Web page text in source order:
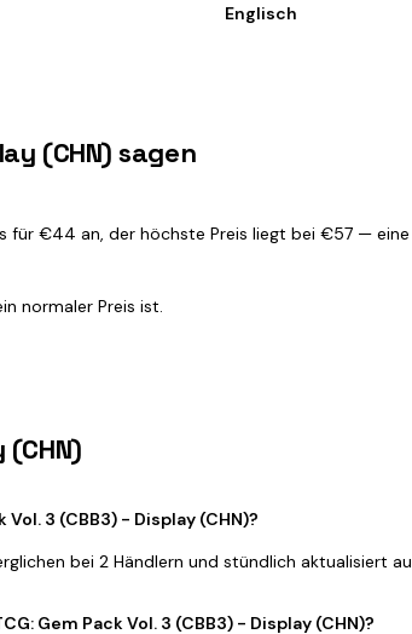
Englisch
(CHN) sagen
€44 an, der höchste Preis liegt bei €57 —
normaler Preis ist.
3 (CBB3) - Display (CHN)?
bei 2 Händlern und stündlich aktualisiert
Gem Pack Vol. 3 (CBB3) - Display (CHN)?